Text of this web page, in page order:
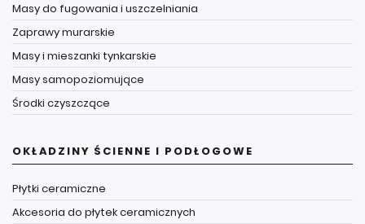
Masy do fugowania i uszczelniania
Zaprawy murarskie
Masy i mieszanki tynkarskie
Masy samopoziomujące
Środki czyszczące
OKŁADZINY ŚCIENNE I PODŁOGOWE
Płytki ceramiczne
Akcesoria do płytek ceramicznych